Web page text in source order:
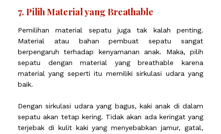
7. Pilih Material yang Breathable
Pemilihan material sepatu juga tak kalah penting.
Material atau bahan pembuat sepatu sangat
berpengaruh terhadap kenyamanan anak. Maka, pilih
sepatu dengan material yang breathable karena
material yang seperti itu memiliki sirkulasi udara yang
baik.
Dengan sirkulasi udara yang bagus, kaki anak di dalam
sepatu akan tetap kering. Tidak akan ada keringat yang
terjebak di kulit kaki yang menyebabkan jamur, gatal,